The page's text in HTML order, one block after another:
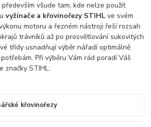
všude tam, kde nelze použít
vyžínače a křovinořezy STIHL ve svém
motoru a řezném nástroji řeší rozsah
trávníků až po prosvětlování sukovitých
třídy usnadňují výběr nářadí optimálně
Při výběru Vám rád poradí Váš
značky STIHL.
křovinořezy